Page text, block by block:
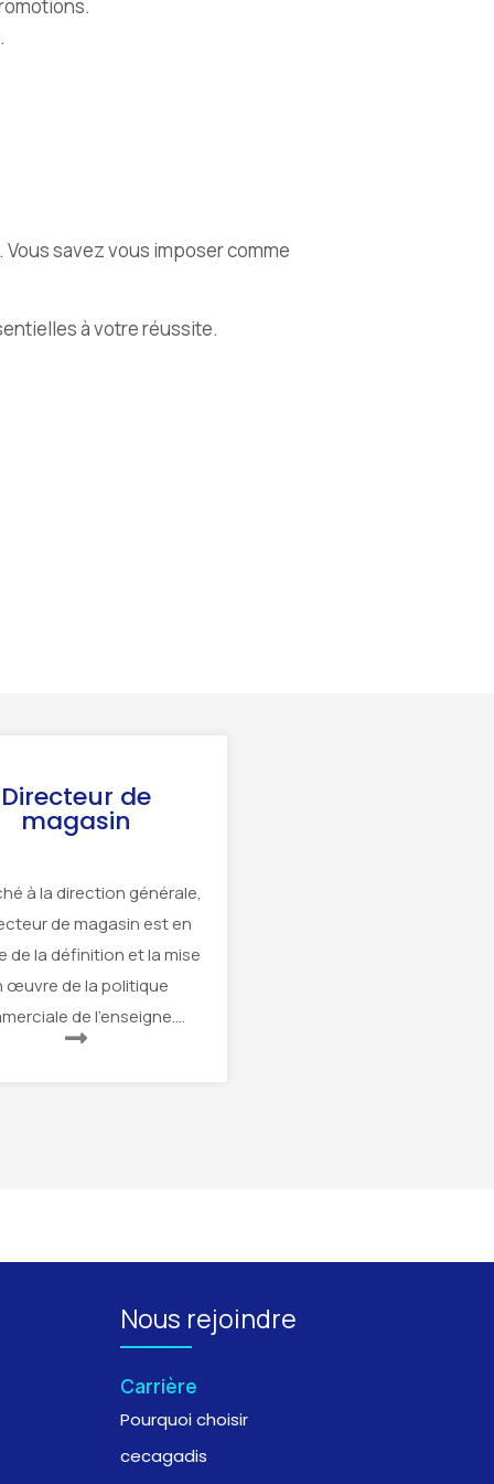
savez vous imposer comme
à votre réussite.
Directeur de
magasin
à la direction générale,
de magasin est en
de la définition et la mise
œuvre de la politique
de l’enseigne….
Nous rejoindre
Carrière
Pourquoi choisir
cecagadis